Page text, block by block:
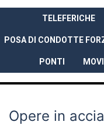
TELEFERICHE
POSA DI CONDOTTE
PONTI
Opere in